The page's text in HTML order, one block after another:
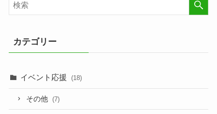
カテゴリー
イベント応援 (18)
その他 (7)